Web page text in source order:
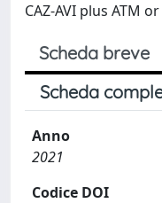
CAZ-AVI plus ATM
Scheda breve
Scheda
Anno
2021
Codice DOI